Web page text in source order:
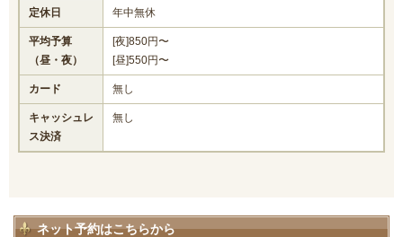
定休日 年中無休
平均予算
（昼・夜）
[夜]850円〜
[昼]550円〜
カード 無し
キャッシュレ
ス決済
無し
ネット予約はこちらから